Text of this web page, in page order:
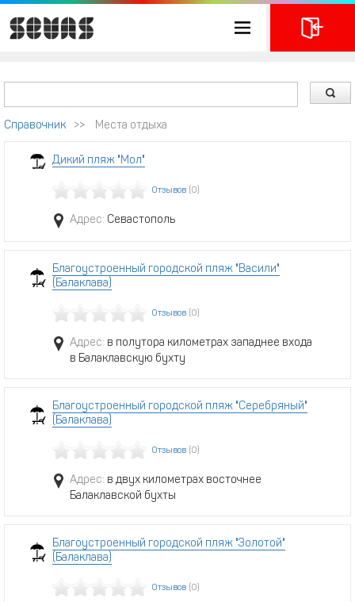
Справочник >> Места отдыха
Дикий пляж "Мол"
Отзывов (0)
Адрес: Севастополь
Благоустроенный городской пляж "Васили"
(Балаклава)
Отзывов (0)
Адрес: в полутора километрах западнее входа
в Балаклавскую бухту
Благоустроенный городской пляж "Серебряный"
(Балаклава)
Отзывов (0)
Адрес: в двух километрах восточнее
Балаклавской бухты
Благоустроенный городской пляж "Золотой"
(Балаклава)
Отзывов (0)